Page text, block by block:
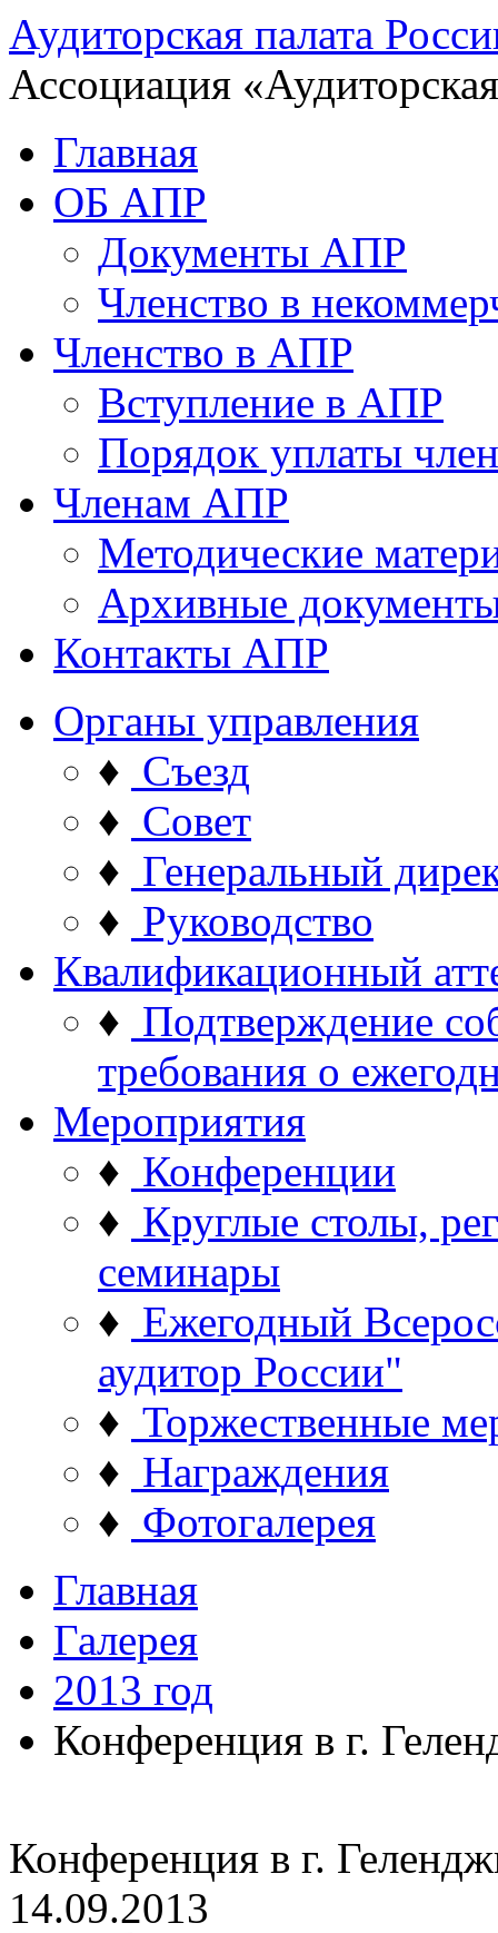
Аудиторская палата
Ассоциация
Главная
ОБ АПР
Документы АПР
Членство в
Членство в АПР
Вступление в АПР
Порядок уплаты
Членам АПР
Методические
Архивные
Контакты АПР
Органы управления
♦ Съезд
♦ Совет
♦ Генеральный
♦ Руководство
Квалификационный
♦ Подтверждение
требования о
Мероприятия
♦ Конференции
♦ Круглые столы,
семинары
♦ Ежегодный
аудитор России"
♦ Торжественные
♦ Награждения
♦ Фотогалерея
Главная
Галерея
2013 год
Конференция в г.
Конференция в г.
14.09.2013